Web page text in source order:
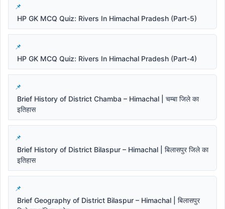
HP GK MCQ Quiz: Rivers In Himachal Pradesh (Part-5)
HP GK MCQ Quiz: Rivers In Himachal Pradesh (Part-4)
Brief History of District Chamba – Himachal | चम्बा जिले का
इतिहास
Brief History of District Bilaspur – Himachal | बिलासपुर जिले का
इतिहास
Brief Geography of District Bilaspur – Himachal | बिलासपुर